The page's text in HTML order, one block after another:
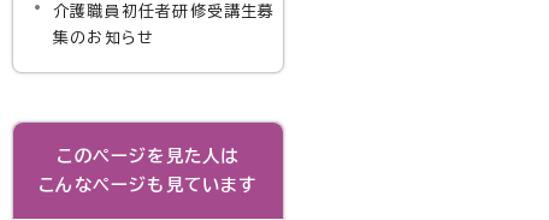
介護職員初任者研修受講生募
集のお知らせ
このページを見た人は
こんなページも見ています